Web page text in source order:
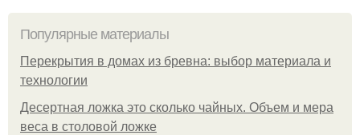
Популярные материалы
Перекрытия в домах из бревна: выбор материала и
технологии
Десертная ложка это сколько чайных. Объем и мера
веса в столовой ложке